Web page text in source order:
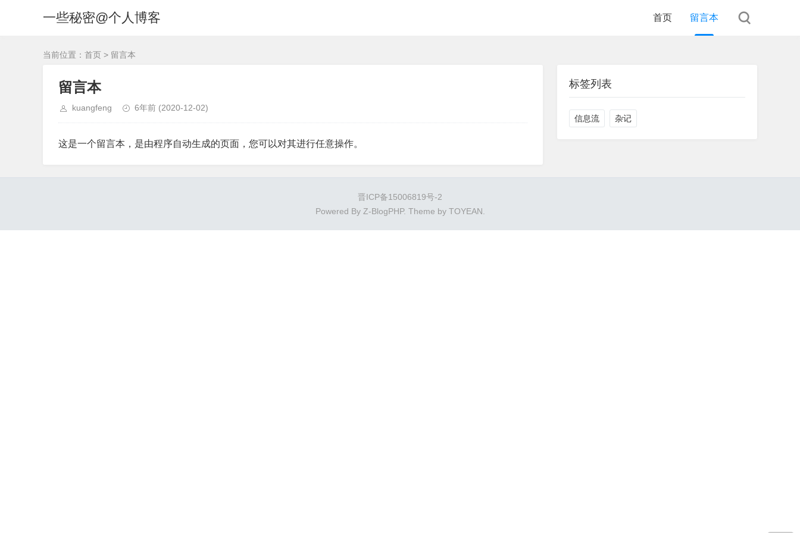
一些秘密@个人博客 首页 留言本
当前位置： 首页 > 留言本
留言本
kuangfeng 6年前 (2020-12-02)
这是一个留言本，是由程序自动生成的页面，您可以对其进行任意操作。
标签列表
信息流 杂记
晋ICP备15006819号-2
Powered By Z-BlogPHP. Theme by TOYEAN